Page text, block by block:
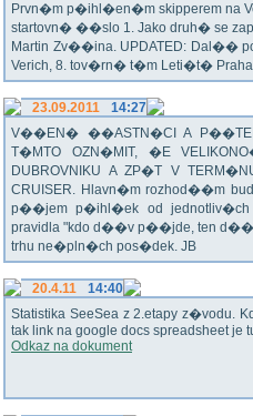
Prvn�m p�ihl�en�m skipperem na
startovn� ��slo 1. Jako druh� se
Martin Zv��ina. UPDATED: Dal��
Verich, 8. tov�rn� t�m Leti�t� Praha
23.09.2011
14:27
V��EN� ��ASTN�CI A
T�MTO OZN�MIT, �E
DUBROVNIKU A ZP�T V
CRUISER. Hlavn�m rozhod��m
p��jem p�ihl�ek od
pravidla "kdo d��v p��jde, ten
trhu ne�pln�ch pos�dek. JB
20.4.11
14:40
Statistika SeeSea z 2.etapy z�vodu.
tak link na google docs spreadsheet je
Odkaz na dokument